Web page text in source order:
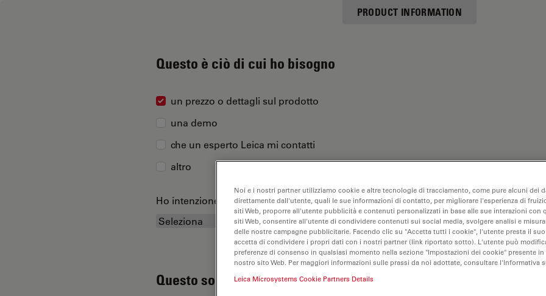
PRODUCT INFORMATION
Questo è ciò di cui ho bisogno
un prezzo o dettagli sul prodotto
una demo
che un esperto Leica mi contatti
altro
Ho intenzione di acquistare…
Questo sono io
Noi e i nostri partner utilizziamo cookie e altre tecnologie di tracciamento, come pure alcuni dei
direttamente dall'utente, quali le sue informazioni di contatto, per migliorare l'esperienza di
siti Web, proporre all'utente pubblicità e contenuti personalizzati in base alle sue interazioni con
siti Web, consentire all'utente di condividere contenuti sui social media, svolgere analisi e
delle nostre campagne pubblicitarie. Facendo clic su "Accetta tutti i cookie", l'utente presta il
accetta di condividere i propri dati con i nostri partner (link riportato sotto). L'utente può
preferenze di consenso in qualsiasi momento nella sezione "Impostazioni dei cookie" presente
nostro sito Web. Per maggiori informazioni sulle prassi da noi adottate, consultare l'Informativa
Leica Microsystems Cookie Partners Details